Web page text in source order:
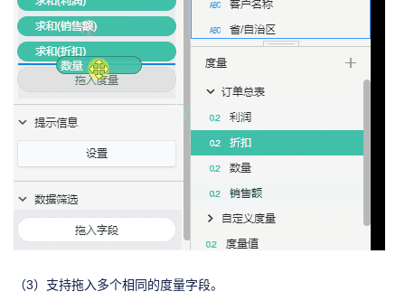
（3）支持拖入多个相同的度量字段。